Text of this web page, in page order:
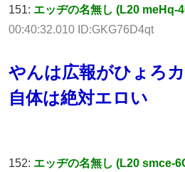
151: エッヂの名無し (L20 meHq-
00:40:32.010 ID:GKG76D4qt
やんは広報がひょろ
自体は絶対エロい
152: エッヂの名無し (L20 smce-